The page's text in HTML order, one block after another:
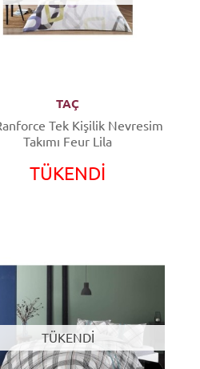
TAÇ
Tek Kişilik Nevresim
Takımı Feur Lila
TÜKENDİ
TÜKENDİ